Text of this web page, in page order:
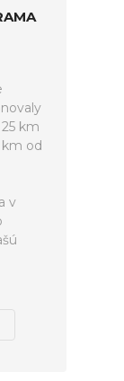
km
km od
v